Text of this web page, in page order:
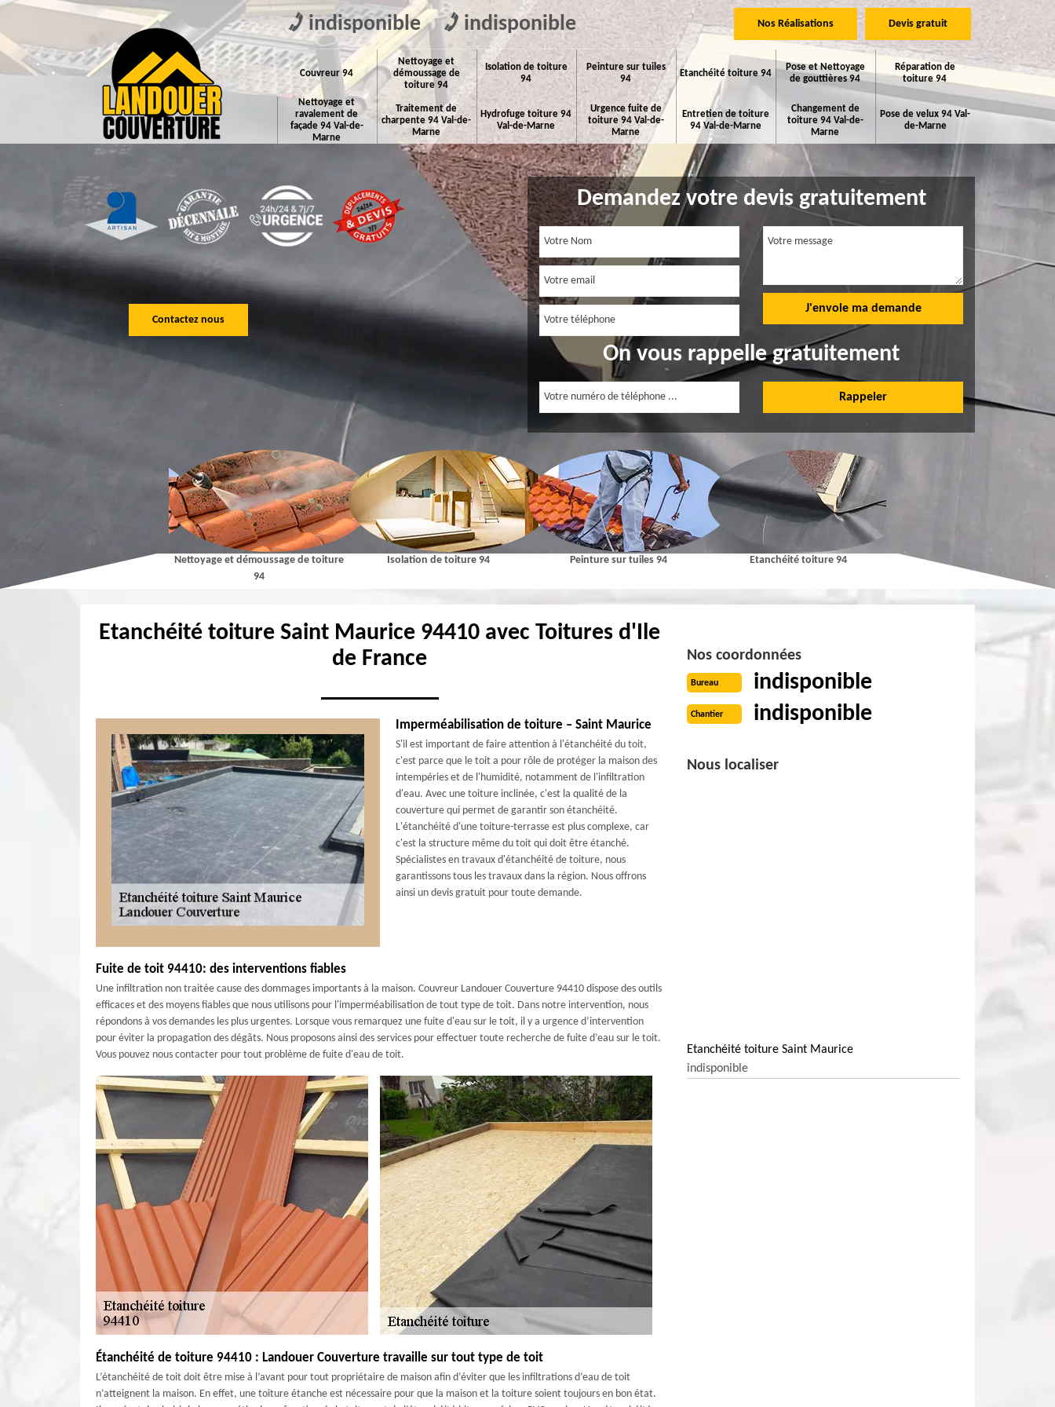
indisponible indisponible Nos Réalisations Devis gratuit
Couvreur 94
Nettoyage et
démoussage de
toiture 94
Isolation de toiture
94
Peinture sur tuiles
94
Etanchéité toiture 94
Pose et Nettoyage
de gouttières 94
Réparation de
toiture 94
Nettoyage et
ravalement de
façade 94 Val-de-
Marne
Traitement de
charpente 94 Val-de-
Marne
Hydrofuge toiture 94
Val-de-Marne
Urgence fuite de
toiture 94 Val-de-
Marne
Entretien de toiture
94 Val-de-Marne
Changement de
toiture 94 Val-de-
Marne
Pose de velux 94 Val-
de-Marne
Contactez nous
Demandez votre devis gratuitement
On vous rappelle gratuitement
Nettoyage et démoussage de toiture
94
Isolation de toiture 94 Peinture sur tuiles 94 Etanchéité toiture 94 Pose et Nettoyage de gouttières
Etanchéité toiture Saint Maurice 94410 avec Toitures d'Ile
de France
Imperméabilisation de toiture – Saint Maurice
S'il est important de faire attention à l'étanchéité du toit,
c'est parce que le toit a pour rôle de protéger la maison des
intempéries et de l'humidité, notamment de l'infiltration
d'eau. Avec une toiture inclinée, c'est la qualité de la
couverture qui permet de garantir son étanchéité.
L'étanchéité d'une toiture-terrasse est plus complexe, car
c'est la structure même du toit qui doit être étanché.
Spécialistes en travaux d'étanchéité de toiture, nous
garantissons tous les travaux dans la région. Nous offrons
ainsi un devis gratuit pour toute demande.
Fuite de toit 94410: des interventions fiables
Une infiltration non traitée cause des dommages importants à la maison. Couvreur Landouer Couverture 94410 dispose des outils
efficaces et des moyens fiables que nous utilisons pour l'imperméabilisation de tout type de toit. Dans notre intervention, nous
répondons à vos demandes les plus urgentes. Lorsque vous remarquez une fuite d'eau sur le toit, il y a urgence d’intervention
pour éviter la propagation des dégâts. Nous proposons ainsi des services pour effectuer toute recherche de fuite d’eau sur le toit.
Vous pouvez nous contacter pour tout problème de fuite d'eau de toit.
Étanchéité de toiture 94410 : Landouer Couverture travaille sur tout type de toit
L’étanchéité de toit doit être mise à l’avant pour tout propriétaire de maison afin d’éviter que les infiltrations d’eau de toit
n’atteignent la maison. En effet, une toiture étanche est nécessaire pour que la maison et la toiture soient toujours en bon état.
Nos coordonnées
Bureau indisponible
Chantier indisponible
Nous localiser
Etanchéité toiture Saint Maurice
indisponible